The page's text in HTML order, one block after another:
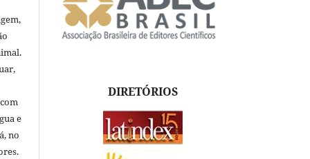
e
no
DIRETÓRIOS